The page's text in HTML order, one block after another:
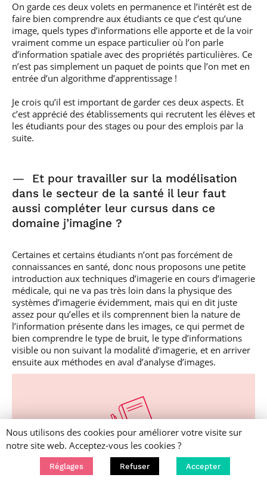
On garde ces deux volets en permanence et l’intérêt est de
faire bien comprendre aux étudiants ce que c’est qu’une
image, quels types d’informations elle apporte et de la voir
vraiment comme un espace particulier où l’on parle
d’information spatiale avec des propriétés particulières. Ce
n’est pas simplement un paquet de points que l’on met en
entrée d’un algorithme d’apprentissage !
Je crois qu’il est important de garder ces deux aspects. Et
c’est apprécié des établissements qui recrutent les élèves et
les étudiants pour des stages ou pour des emplois par la
suite.
—
Et pour travailler sur la modélisation
dans le secteur de la santé il leur faut
aussi compléter leur cursus dans ce
domaine j’imagine ?
Certaines et certains étudiants n’ont pas forcément de
connaissances en santé, donc nous proposons une petite
introduction aux techniques d’imagerie en cours d’imagerie
médicale, qui ne va pas très loin dans la physique des
systèmes d’imagerie évidemment, mais qui en dit juste
assez pour qu’elles et ils comprennent bien la nature de
l’information présente dans les images, ce qui permet de
bien comprendre le type de bruit, le type d’informations
visible ou non suivant la modalité d’imagerie, et en arriver
ensuite aux méthodes en aval d’analyse d’images.
Dans le cadre de projets ou de stages, nous faisons très
Nous utilisons des cookies pour améliorer votre visite sur
notre site web. Acceptez-vous les cookies ?
Réglages Refuser Accepter